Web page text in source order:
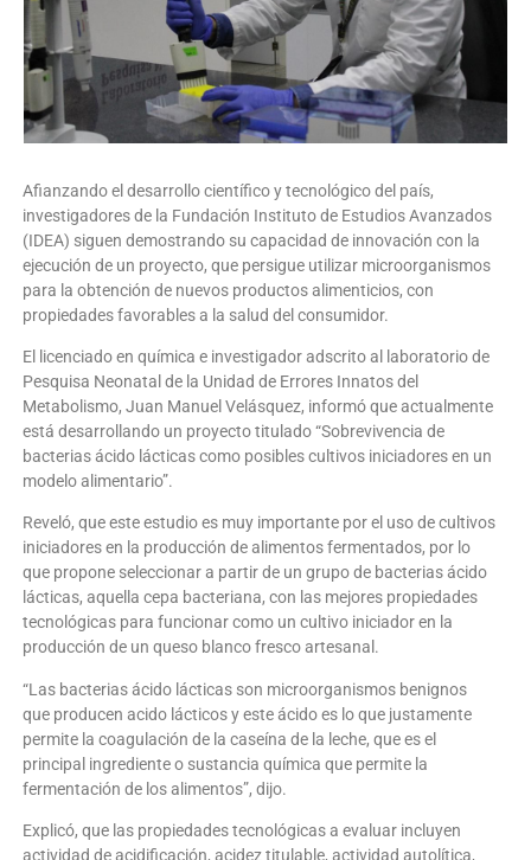
Afianzando el desarrollo científico y tecnológico del país,
investigadores de la Fundación Instituto de Estudios Avanzados
(IDEA) siguen demostrando su capacidad de innovación con la
ejecución de un proyecto, que persigue utilizar microorganismos
para la obtención de nuevos productos alimenticios, con
propiedades favorables a la salud del consumidor.
El licenciado en química e investigador adscrito al laboratorio de
Pesquisa Neonatal de la Unidad de Errores Innatos del
Metabolismo, Juan Manuel Velásquez, informó que actualmente
está desarrollando un proyecto titulado “Sobrevivencia de
bacterias ácido lácticas como posibles cultivos iniciadores en un
modelo alimentario”.
Reveló, que este estudio es muy importante por el uso de cultivos
iniciadores en la producción de alimentos fermentados, por lo
que propone seleccionar a partir de un grupo de bacterias ácido
lácticas, aquella cepa bacteriana, con las mejores propiedades
tecnológicas para funcionar como un cultivo iniciador en la
producción de un queso blanco fresco artesanal.
“Las bacterias ácido lácticas son microorganismos benignos
que producen acido lácticos y este ácido es lo que justamente
permite la coagulación de la caseína de la leche, que es el
principal ingrediente o sustancia química que permite la
fermentación de los alimentos”, dijo.
Explicó, que las propiedades tecnológicas a evaluar incluyen
actividad de acidificación, acidez titulable, actividad autolítica,